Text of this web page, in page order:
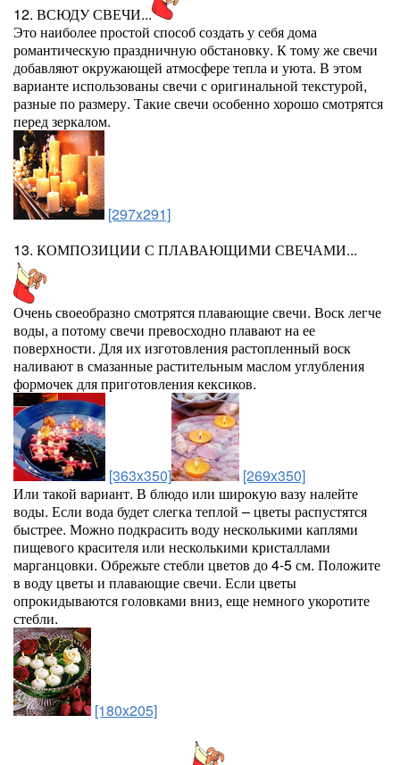
12. ВСЮДУ СВЕЧИ...
Это наиболее простой способ создать у себя дома
романтическую праздничную обстановку. К тому же свечи
добавляют окружающей атмосфере тепла и уюта. В этом
варианте использованы свечи с оригинальной текстурой,
разные по размеру. Такие свечи особенно хорошо смотрятся
перед зеркалом.
[297x291]
13. КОМПОЗИЦИИ С ПЛАВАЮЩИМИ СВЕЧАМИ...
Очень своеобразно смотрятся плавающие свечи. Воск легче
воды, а потому свечи превосходно плавают на ее
поверхности. Для их изготовления растопленный воск
наливают в смазанные растительным маслом углубления
формочек для приготовления кексиков.
[363x350]
[269x350]
Или такой вариант. В блюдо или широкую вазу налейте
воды. Если вода будет слегка теплой – цветы распустятся
быстрее. Можно подкрасить воду несколькими каплями
пищевого красителя или несколькими кристаллами
марганцовки. Обрежьте стебли цветов до 4-5 см. Положите
в воду цветы и плавающие свечи. Если цветы
опрокидываются головками вниз, еще немного укоротите
стебли.
[180x205]